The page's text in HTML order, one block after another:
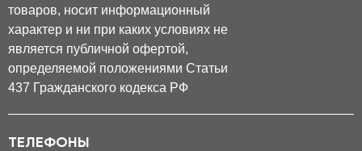
товаров, носит информационный
характер и ни при каких условиях не
является публичной офертой,
определяемой положениями Статьи
437 Гражданского кодекса РФ
ТЕЛЕФОНЫ